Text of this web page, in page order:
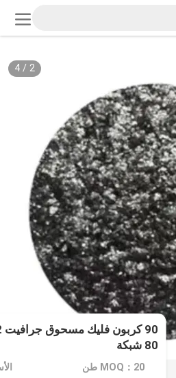
2
/
4
80 شبكة
MOQ：20 طن